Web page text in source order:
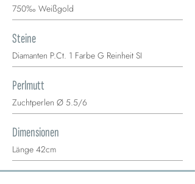
750‰ Weißgold
Steine
Diamanten P.Ct. 1 Farbe G Reinheit SI
Perlmutt
Zuchtperlen Ø 5.5/6
Dimensionen
Länge 42cm